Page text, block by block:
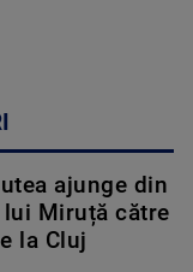
ajunge din
Miruță către
la Cluj